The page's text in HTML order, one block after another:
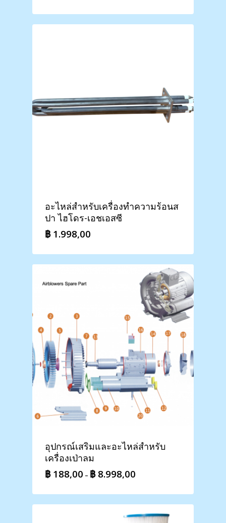
อะไหล่สำหรับเครื่องทำความร้อนส
ปา ไฮโดร-เอชเอสซี
฿1.998,00
อุปกรณ์เสริมและอะไหล่สำหรับ
เครื่องเป่าลม
฿188,00 – ฿8.998,00
฿ 188,00
through
฿ 8.998,00